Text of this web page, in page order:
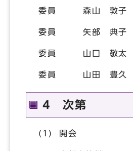
委員 森山 敦子
委員 矢部 典子
委員 山口 敬太
委員 山田 豊久
4 次第
(1) 開会